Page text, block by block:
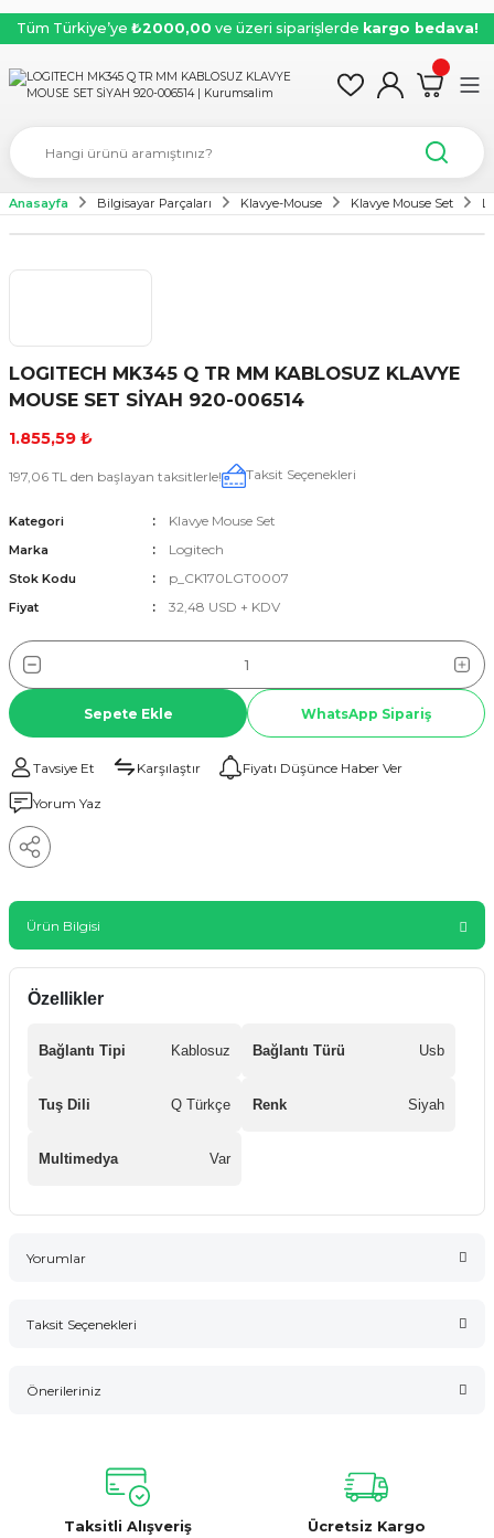
Tüm Türkiye’ye ₺2000,00 ve üzeri siparişlerde kargo bedava!
Anasayfa Bilgisayar Parçaları Klavye-Mouse Klavye Mouse Set
LOGITECH MK345 Q TR MM KABLOSUZ KLAVYE
MOUSE SET SİYAH 920-006514
1.855,59 ₺
197,06 TL den başlayan taksitlerle! Taksit Seçenekleri
Kategori Klavye Mouse Set
Marka Logitech
Stok Kodu p_CK170LGT0007
Fiyat 32,48 USD + KDV
Sepete Ekle WhatsApp Sipariş
Tavsiye Et Karşılaştır Fiyatı Düşünce Haber Ver
Yorum Yaz
Ürün Bilgisi
Özellikler
Bağlantı Tipi Kablosuz Bağlantı Türü Usb
Tuş Dili Q Türkçe Renk Siyah
Multimedya Var
Yorumlar
Taksit Seçenekleri
Önerileriniz
konularda yetersiz gördüğünüz noktaları öneri formunu
kullanarak tarafımıza iletebilirsiniz.
Görüş ve önerileriniz için teşekkür ederiz.
Taksitli Alışveriş
Ücretsiz Kargo